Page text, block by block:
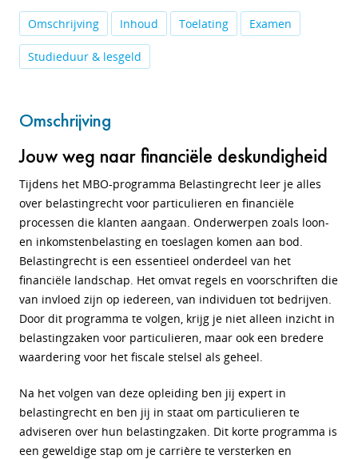
Omschrijving Inhoud Toelating Examen
Studieduur & lesgeld
Omschrijving
Jouw weg naar financiële deskundigheid
Tijdens het MBO-programma Belastingrecht leer je alles
over belastingrecht voor particulieren en financiële
processen die klanten aangaan. Onderwerpen zoals loon-
en inkomstenbelasting en toeslagen komen aan bod.
Belastingrecht is een essentieel onderdeel van het
financiële landschap. Het omvat regels en voorschriften die
van invloed zijn op iedereen, van individuen tot bedrijven.
Door dit programma te volgen, krijg je niet alleen inzicht in
belastingzaken voor particulieren, maar ook een bredere
waardering voor het fiscale stelsel als geheel.
Na het volgen van deze opleiding ben jij expert in
belastingrecht en ben jij in staat om particulieren te
adviseren over hun belastingzaken. Dit korte programma is
een geweldige stap om je carrière te versterken en